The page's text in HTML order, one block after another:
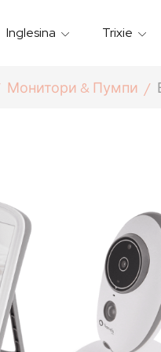
Inglesina Trixie
Монитори & Пумпи